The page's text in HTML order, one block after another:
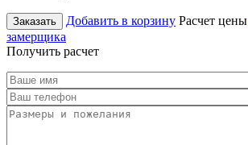
Заказать Добавить в корзину Расчет цены
замерщика
Получить расчет